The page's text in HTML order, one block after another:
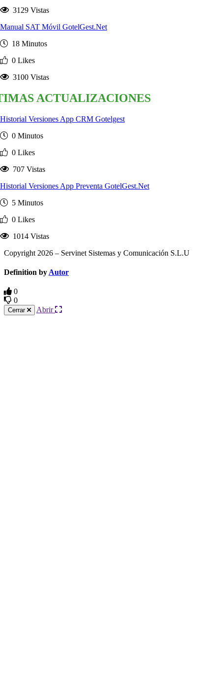
3129 Vistas
Manual SAT Móvil GotelGest.Net
18 Minutos
0 Likes
3100 Vistas
ACTUALIZACIONES
Historial Versiones App CRM Gotelgest
0 Minutos
0 Likes
707 Vistas
Historial Versiones App Preventa GotelGest.Net
5 Minutos
0 Likes
1014 Vistas
Copyright 2026 – Servinet Sistemas y Comunicación S.L.U
Definition by Autor
0
0
Cerrar Abrir